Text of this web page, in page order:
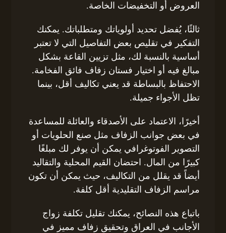
العروض أو التخفيضات الخاصة.
ثالثًا، يُفضل تحديد أولوياتك ومتطلباتك. يمكنك
التفكير في تقليص بعض التفاصيل التي لا تعتبر
أساسية بالنسبة لك، مثل تزيين القاعة بشكل
مبالغ فيه أو اختيار فستان زفاف فائق الفخامة.
الاحتفاظ بالبساطة قد يعني تكاليف أقل، بينما
تظل الأجواء جميلة.
أخيرًا، الاعتماد على الأصدقاء والعائلة للمساعدة
في بعض جوانب الزفاف مثل صنع الحلويات أو
التصوير الفوتوغرافي يمكن أن يوفر لك مبلغًا
كبيرًا من المال. احتضان القيم المحلية والتقاليد
أيضاً قد يقلل من التكاليف، حيث يمكن أن تكون
مراسم الزفاف التقليدية أقل كلفة.
باتباع هذه النصائح، يمكنك تقليل تكلفة زواج
الأجانب في العراق وتحقيق زفاف مميز في